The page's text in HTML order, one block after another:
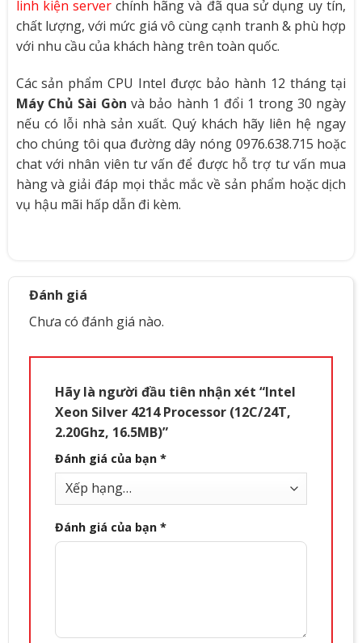
linh kiện serverchính hãng và đã qua sử dụng uy tín,
chất lượng, với mức giá vô cùng cạnh tranh & phù hợp
với nhu cầu của khách hàng trên toàn quốc.
Các sản phẩm CPU Intel được bảo hành 12 tháng tại
Máy Chủ Sài Gòn và bảo hành 1 đổi 1 trong 30 ngày
nếu có lỗi nhà sản xuất. Quý khách hãy liên hệ ngay
cho chúng tôi qua đường dây nóng 0976.638.715 hoặc
chat với nhân viên tư vấn để được hỗ trợ tư vấn mua
hàng và giải đáp mọi thắc mắc về sản phẩm hoặc dịch
vụ hậu mãi hấp dẫn đi kèm.
Đánh giá
Chưa có đánh giá nào.
Hãy là người đầu tiên nhận xét “Intel
Xeon Silver 4214 Processor (12C/24T,
2.20Ghz, 16.5MB)”
Đánh giá của bạn *
Đánh giá của bạn *